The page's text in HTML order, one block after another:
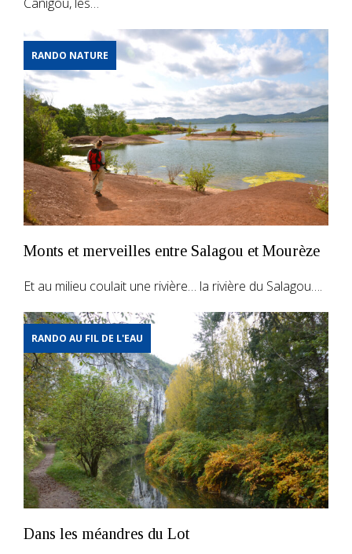
RANDO NATURE
Monts et merveilles entre Salagou et Mourèze
Et au milieu coulait une rivière… la rivière du Salagou….
RANDO AU FIL DE L'EAU
Dans les méandres du Lot